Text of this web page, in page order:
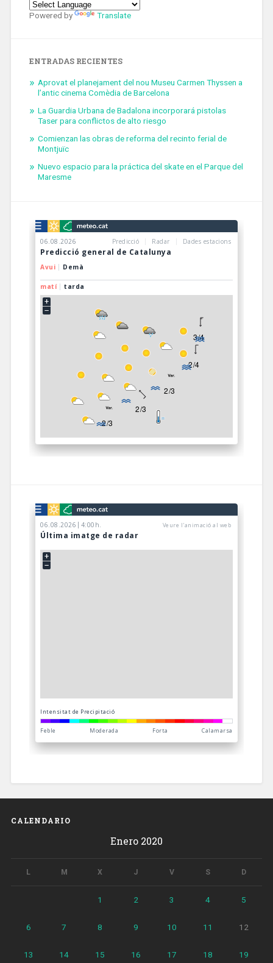
Powered by Translate
ENTRADAS RECIENTES
Aprovat el planejament del nou Museu Carmen Thyssen a
l’antic cinema Comèdia de Barcelona
La Guardia Urbana de Badalona incorporará pistolas
Taser para conflictos de alto riesgo
Comienzan las obras de reforma del recinto ferial de
Montjuïc
Nuevo espacio para la práctica del skate en el Parque del
Maresme
CALENDARIO
Enero 2020
L M X J V S D
1 2 3 4 5
6 7 8 9 10 11 12
13 14 15 16 17 18 19